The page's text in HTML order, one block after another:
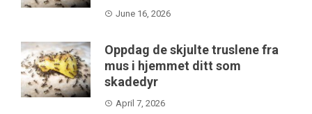
June 16, 2026
Oppdag de skjulte truslene fra
mus i hjemmet ditt som
skadedyr
April 7, 2026